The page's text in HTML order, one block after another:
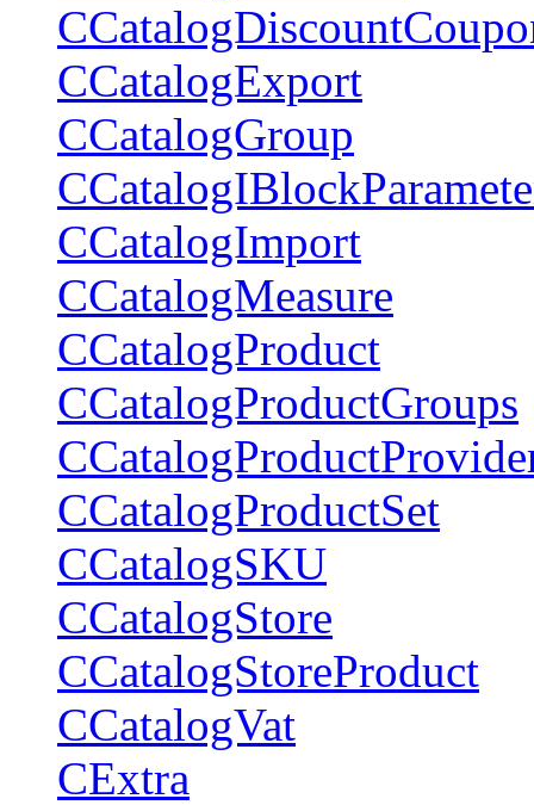
CCatalogExport
CCatalogGroup
CCatalogImport
CCatalogMeasure
CCatalogProduct
CCatalogProductGroups
CCatalogProductSet
CCatalogSKU
CCatalogStore
CCatalogStoreProduct
CCatalogVat
CExtra